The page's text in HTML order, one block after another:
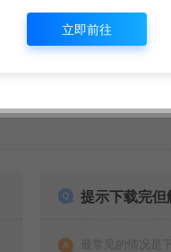
提示下载完但
最常见的情况是
立即前往